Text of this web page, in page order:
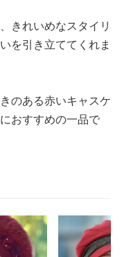
きれいめなスタイリ
を引き立ててくれま
のある赤いキャスケ
おすすめの一品で